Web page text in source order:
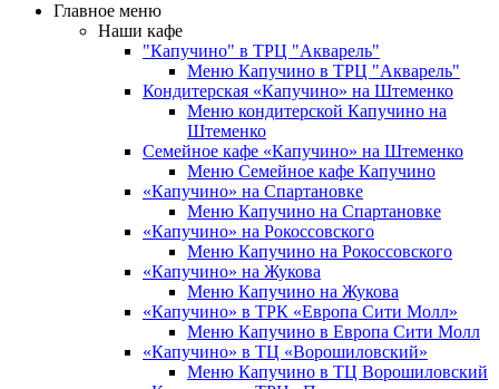
Главное меню
Наши кафе
"Капучино" в ТРЦ "Акварель"
Меню Капучино в ТРЦ "Акварель"
Кондитерская «Капучино» на Штеменко
Меню кондитерской Капучино на
Штеменко
Семейное кафе «Капучино» на Штеменко
Меню Семейное кафе Капучино
«Капучино» на Спартановке
Меню Капучино на Спартановке
«Капучино» на Рокоссовского
Меню Капучино на Рокоссовского
«Капучино» на Жукова
Меню Капучино на Жукова
«Капучино» в ТРК «Европа Cити Молл»
Меню Капучино в Европа Сити Молл
«Капучино» в ТЦ «Ворошиловский»
Меню Капучино в ТЦ Ворошиловский